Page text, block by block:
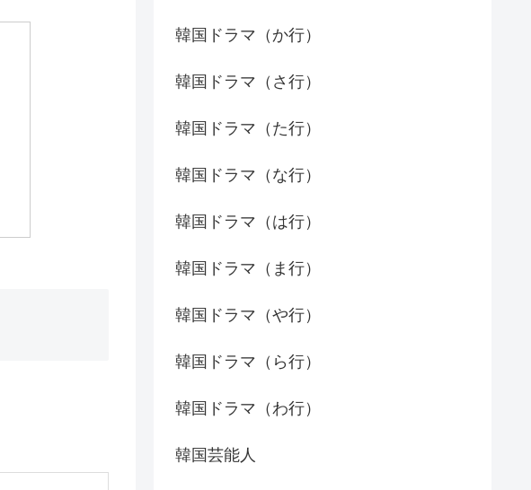
韓国ドラマ（か行）
韓国ドラマ（さ行）
韓国ドラマ（た行）
韓国ドラマ（な行）
韓国ドラマ（は行）
韓国ドラマ（ま行）
韓国ドラマ（や行）
韓国ドラマ（ら行）
韓国ドラマ（わ行）
韓国芸能人